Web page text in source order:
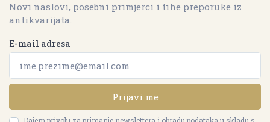
Novi naslovi, posebni primjerci i tihe preporuke iz
antikvarijata.
E-mail adresa
Prijavi me